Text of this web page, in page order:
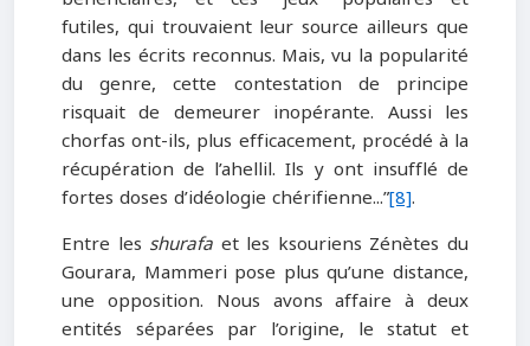
futiles, qui trouvaient leur source ailleurs que
dans les écrits reconnus. Mais, vu la popularité
du genre, cette contestation de principe
risquait de demeurer inopérante. Aussi les
chorfas ont-ils, plus efficacement, procédé à la
récupération de l’ahellil. Ils y ont insufflé de
fortes doses d’idéologie chérifienne...”[8].
Entre les shurafa et les ksouriens Zénètes du
Gourara, Mammeri pose plus qu’une distance,
une opposition. Nous avons affaire à deux
entités séparées par l’origine, le statut et